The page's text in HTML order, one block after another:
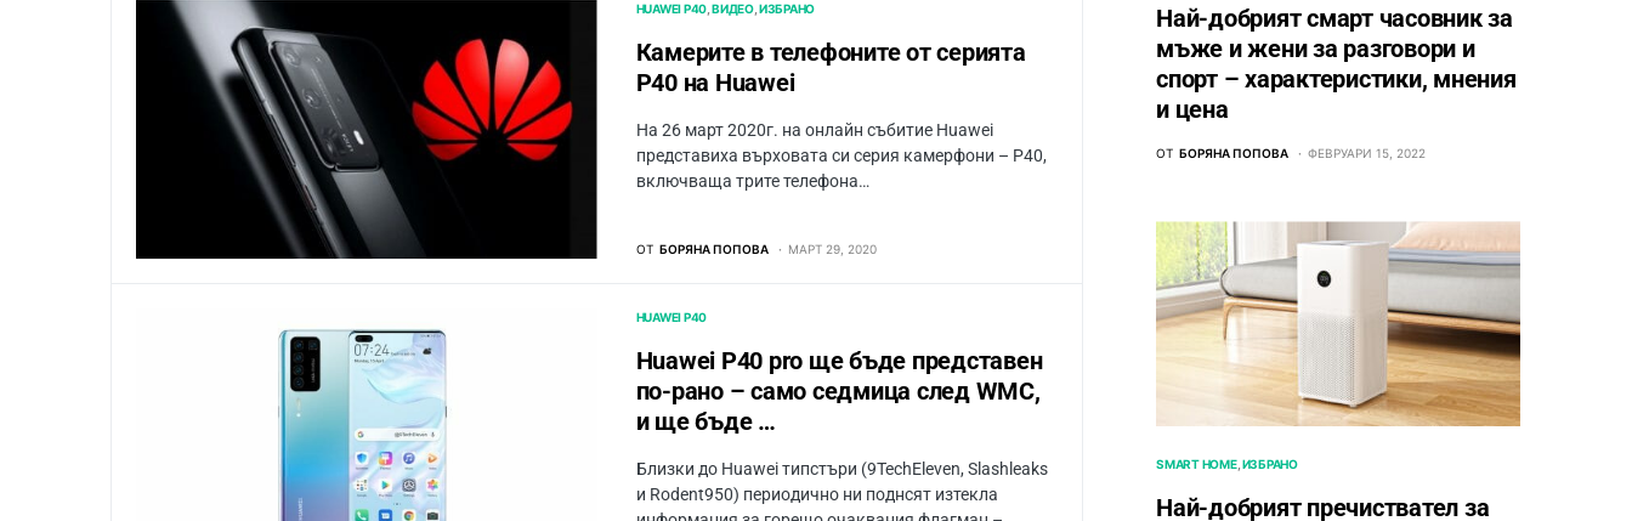
HUAWEI P40 ВИДЕО ИЗБРАНО
Камерите в телефоните от серията
P40 на Huawei
На 26 март 2020г. на онлайн събитие Huawei
представиха върховата си серия камерфони – P40,
включваща трите телефона…
ОТ БОРЯНА ПОПОВА МАРТ 29, 2020
HUAWEI P40
Huawei P40 pro ще бъде представен
по-рано – само седмица след WMC,
и ще бъде …
Близки до Huawei типстъри (9TechEleven, Slashleaks
и Rodent950) периодично ни поднсят изтекла
Най-добрият смарт часовник за
мъже и жени за разговори и
спорт – характеристики, мнения
и цена
ОТ БОРЯНА ПОПОВА ФЕВРУАРИ 15, 2022
SMART HOME ИЗБРАНО
Най-добрият пречиствател за